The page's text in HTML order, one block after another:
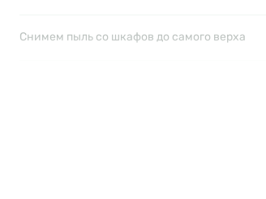
Снимем пыль со шкафов до самого верха